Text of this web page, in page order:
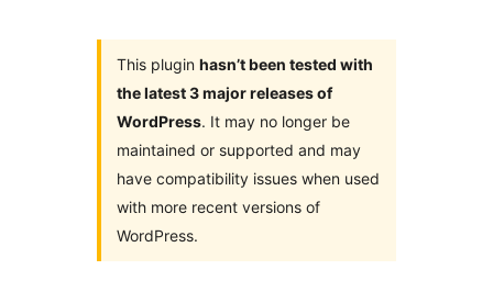
This plugin hasn’t been tested with
the latest 3 major releases of
WordPress. It may no longer be
maintained or supported and may
have compatibility issues when used
with more recent versions of
WordPress.